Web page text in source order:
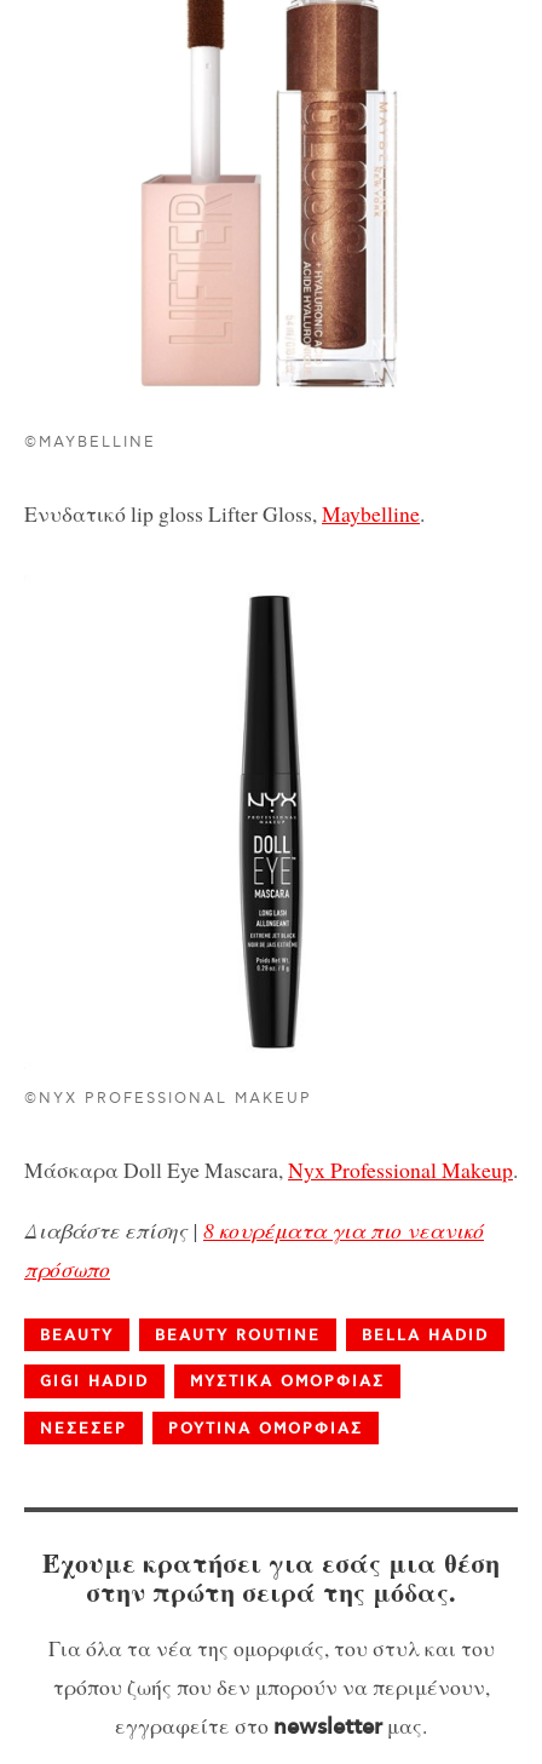
©MAYBELLINE
Ενυδατικό lip gloss Lifter Gloss,Maybelline.
©NYX PROFESSIONAL MAKEUP
Μάσκαρα Doll Eye Mascara,Nyx Professional Makeup.
Διαβάστε επίσης | 8 κουρέματα για πιο νεανικό
πρόσωπο
BEAUTY BEAUTY ROUTINE BELLA HADID
GIGI HADID ΜΥΣΤΙΚΑ ΟΜΟΡΦΙΑΣ
ΝΕΣΕΣΕΡ ΡΟΥΤΙΝΑ ΟΜΟΡΦΙΑΣ
Έχουμε κρατήσει για εσάς μια θέση
στην πρώτη σειρά της μόδας.
Για όλα τα νέα της ομορφιάς, του στυλ και του
τρόπου ζωής που δεν μπορούν να περιμένουν,
εγγραφείτε στο newsletterμας.